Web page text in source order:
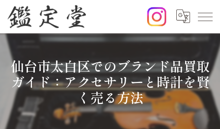
仙台市太白区でのブランド品買取
ガイド：アクセサリーと時計を賢
く売る方法